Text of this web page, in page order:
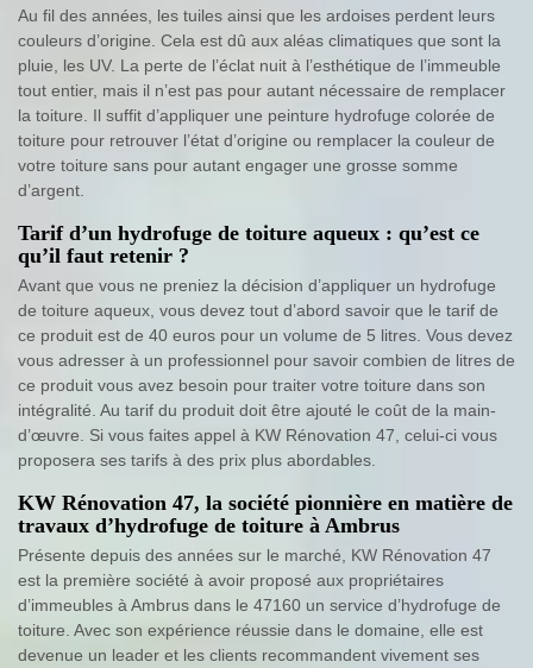
Au fil des années, les tuiles ainsi que les ardoises perdent leurs
couleurs d’origine. Cela est dû aux aléas climatiques que sont la
pluie, les UV. La perte de l’éclat nuit à l’esthétique de l’immeuble
tout entier, mais il n’est pas pour autant nécessaire de remplacer
la toiture. Il suffit d’appliquer une peinture hydrofuge colorée de
toiture pour retrouver l’état d’origine ou remplacer la couleur de
votre toiture sans pour autant engager une grosse somme
d’argent.
Tarif d’un hydrofuge de toiture aqueux : qu’est ce
qu’il faut retenir ?
Avant que vous ne preniez la décision d’appliquer un hydrofuge
de toiture aqueux, vous devez tout d’abord savoir que le tarif de
ce produit est de 40 euros pour un volume de 5 litres. Vous devez
vous adresser à un professionnel pour savoir combien de litres de
ce produit vous avez besoin pour traiter votre toiture dans son
intégralité. Au tarif du produit doit être ajouté le coût de la main-
d’œuvre. Si vous faites appel à KW Rénovation 47, celui-ci vous
proposera ses tarifs à des prix plus abordables.
KW Rénovation 47, la société pionnière en matière de
travaux d’hydrofuge de toiture à Ambrus
Présente depuis des années sur le marché, KW Rénovation 47
est la première société à avoir proposé aux propriétaires
d’immeubles à Ambrus dans le 47160 un service d’hydrofuge de
toiture. Avec son expérience réussie dans le domaine, elle est
devenue un leader et les clients recommandent vivement ses